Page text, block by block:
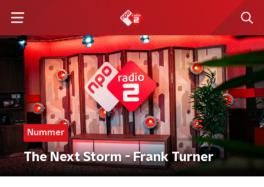
Nummer
The Next Storm - Frank Turner